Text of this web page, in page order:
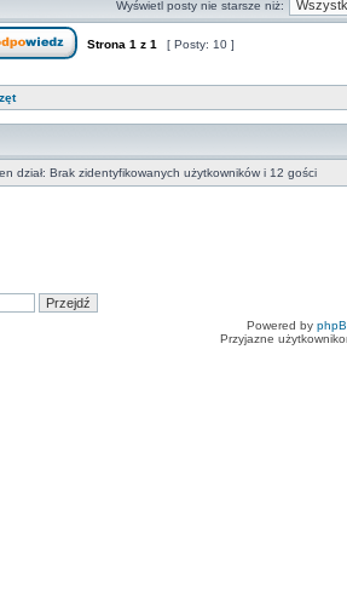
Wyświetl posty nie starsze niż:
Strona 1 z 1 [ Posty: 10 ]
dział: Brak zidentyfikowanych użytkowników i 12 gości
Powered by
Przyjazne